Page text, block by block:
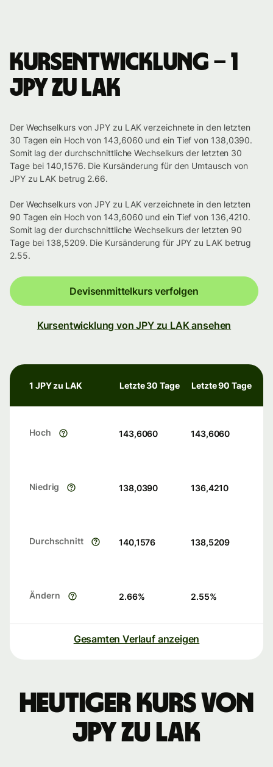
Kursentwicklung – 1
JPY zu LAK
Der Wechselkurs von JPY zu LAK verzeichnete in den letzten
30 Tagen ein Hoch von 143,6060 und ein Tief von 138,0390.
Somit lag der durchschnittliche Wechselkurs der letzten 30
Tage bei 140,1576. Die Kursänderung für den Umtausch von
JPY zu LAK betrug 2.66.
Der Wechselkurs von JPY zu LAK verzeichnete in den letzten
90 Tagen ein Hoch von 143,6060 und ein Tief von 136,4210.
Somit lag der durchschnittliche Wechselkurs der letzten 90
Tage bei 138,5209. Die Kursänderung für JPY zu LAK betrug
2.55.
Devisenmittelkurs verfolgen
Kursentwicklung von JPY zu LAK ansehen
1 JPY zu LAK Letzte 30 Tage Letzte 90 Tage
Hoch 143,6060 143,6060
Niedrig 138,0390 136,4210
Durchschnitt 140,1576 138,5209
Ändern 2.66% 2.55%
Gesamten Verlauf anzeigen
Heutiger Kurs von
JPY zu LAK